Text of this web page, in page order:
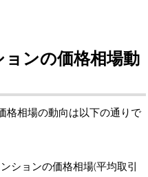
ンの価格相場動
格相場の動向は以下の通りで
ションの価格相場(平均取引